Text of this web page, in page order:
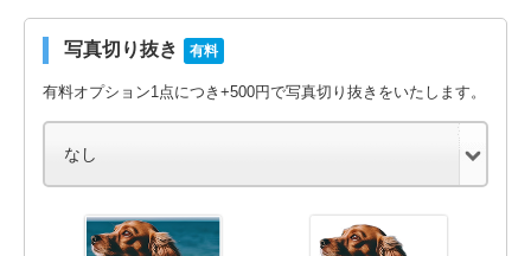
写真切り抜き 有料
有料オプション1点につき+500円で写真切り抜きをいたします。